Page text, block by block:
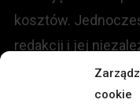
cookie
kosztów.
redakcji i jej